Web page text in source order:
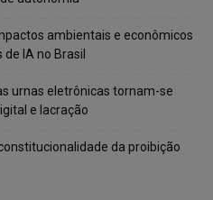
ambientais e econômicos
IA no Brasil
urnas eletrônicas tornam-se
e lacração
da proibição